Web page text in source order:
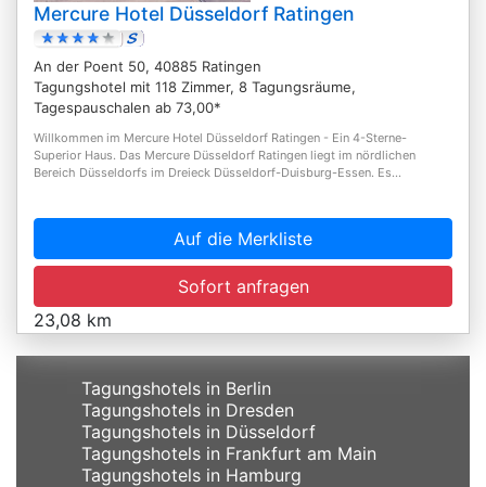
Mercure Hotel Düsseldorf Ratingen
An der Poent 50, 40885 Ratingen
Tagungshotel mit 118 Zimmer, 8 Tagungsräume,
Tagespauschalen ab 73,00*
Willkommen im Mercure Hotel Düsseldorf Ratingen - Ein 4-Sterne-
Superior Haus. Das Mercure Düsseldorf Ratingen liegt im nördlichen
Bereich Düsseldorfs im Dreieck Düsseldorf-Duisburg-Essen. Es...
Auf die Merkliste
Sofort anfragen
23,08 km
Tagungshotels in Berlin
Tagungshotels in Dresden
Tagungshotels in Düsseldorf
Tagungshotels in Frankfurt am Main
Tagungshotels in Hamburg